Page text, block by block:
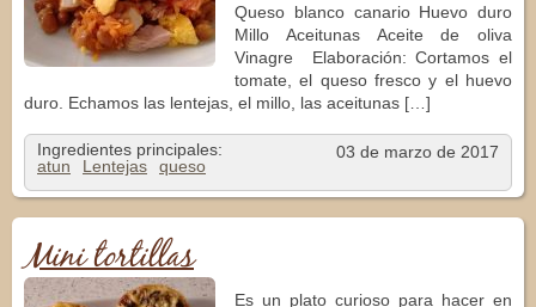
Queso blanco canario Huevo duro
Millo Aceitunas Aceite de oliva
Vinagre Elaboración: Cortamos el
tomate, el queso fresco y el huevo
duro. Echamos las lentejas, el millo, las aceitunas […]
03 de marzo de 2017
Ingredientes principales:
atun
Lentejas queso
Mini tortillas
Es un plato curioso para hacer en